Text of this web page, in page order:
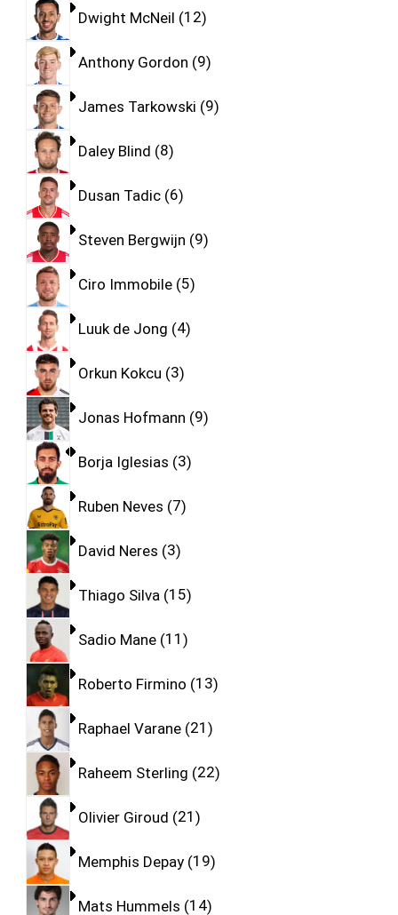
Dwight McNeil 12
Anthony Gordon 9
James Tarkowski 9
Daley Blind 8
Dusan Tadic 6
Steven Bergwijn 9
Ciro Immobile 5
Luuk de Jong 4
Orkun Kokcu 3
Jonas Hofmann 9
Borja Iglesias 3
Ruben Neves 7
David Neres 3
Thiago Silva 15
Sadio Mane 11
Roberto Firmino 13
Raphael Varane 21
Raheem Sterling 22
Olivier Giroud 21
Memphis Depay 19
Mats Hummels 14